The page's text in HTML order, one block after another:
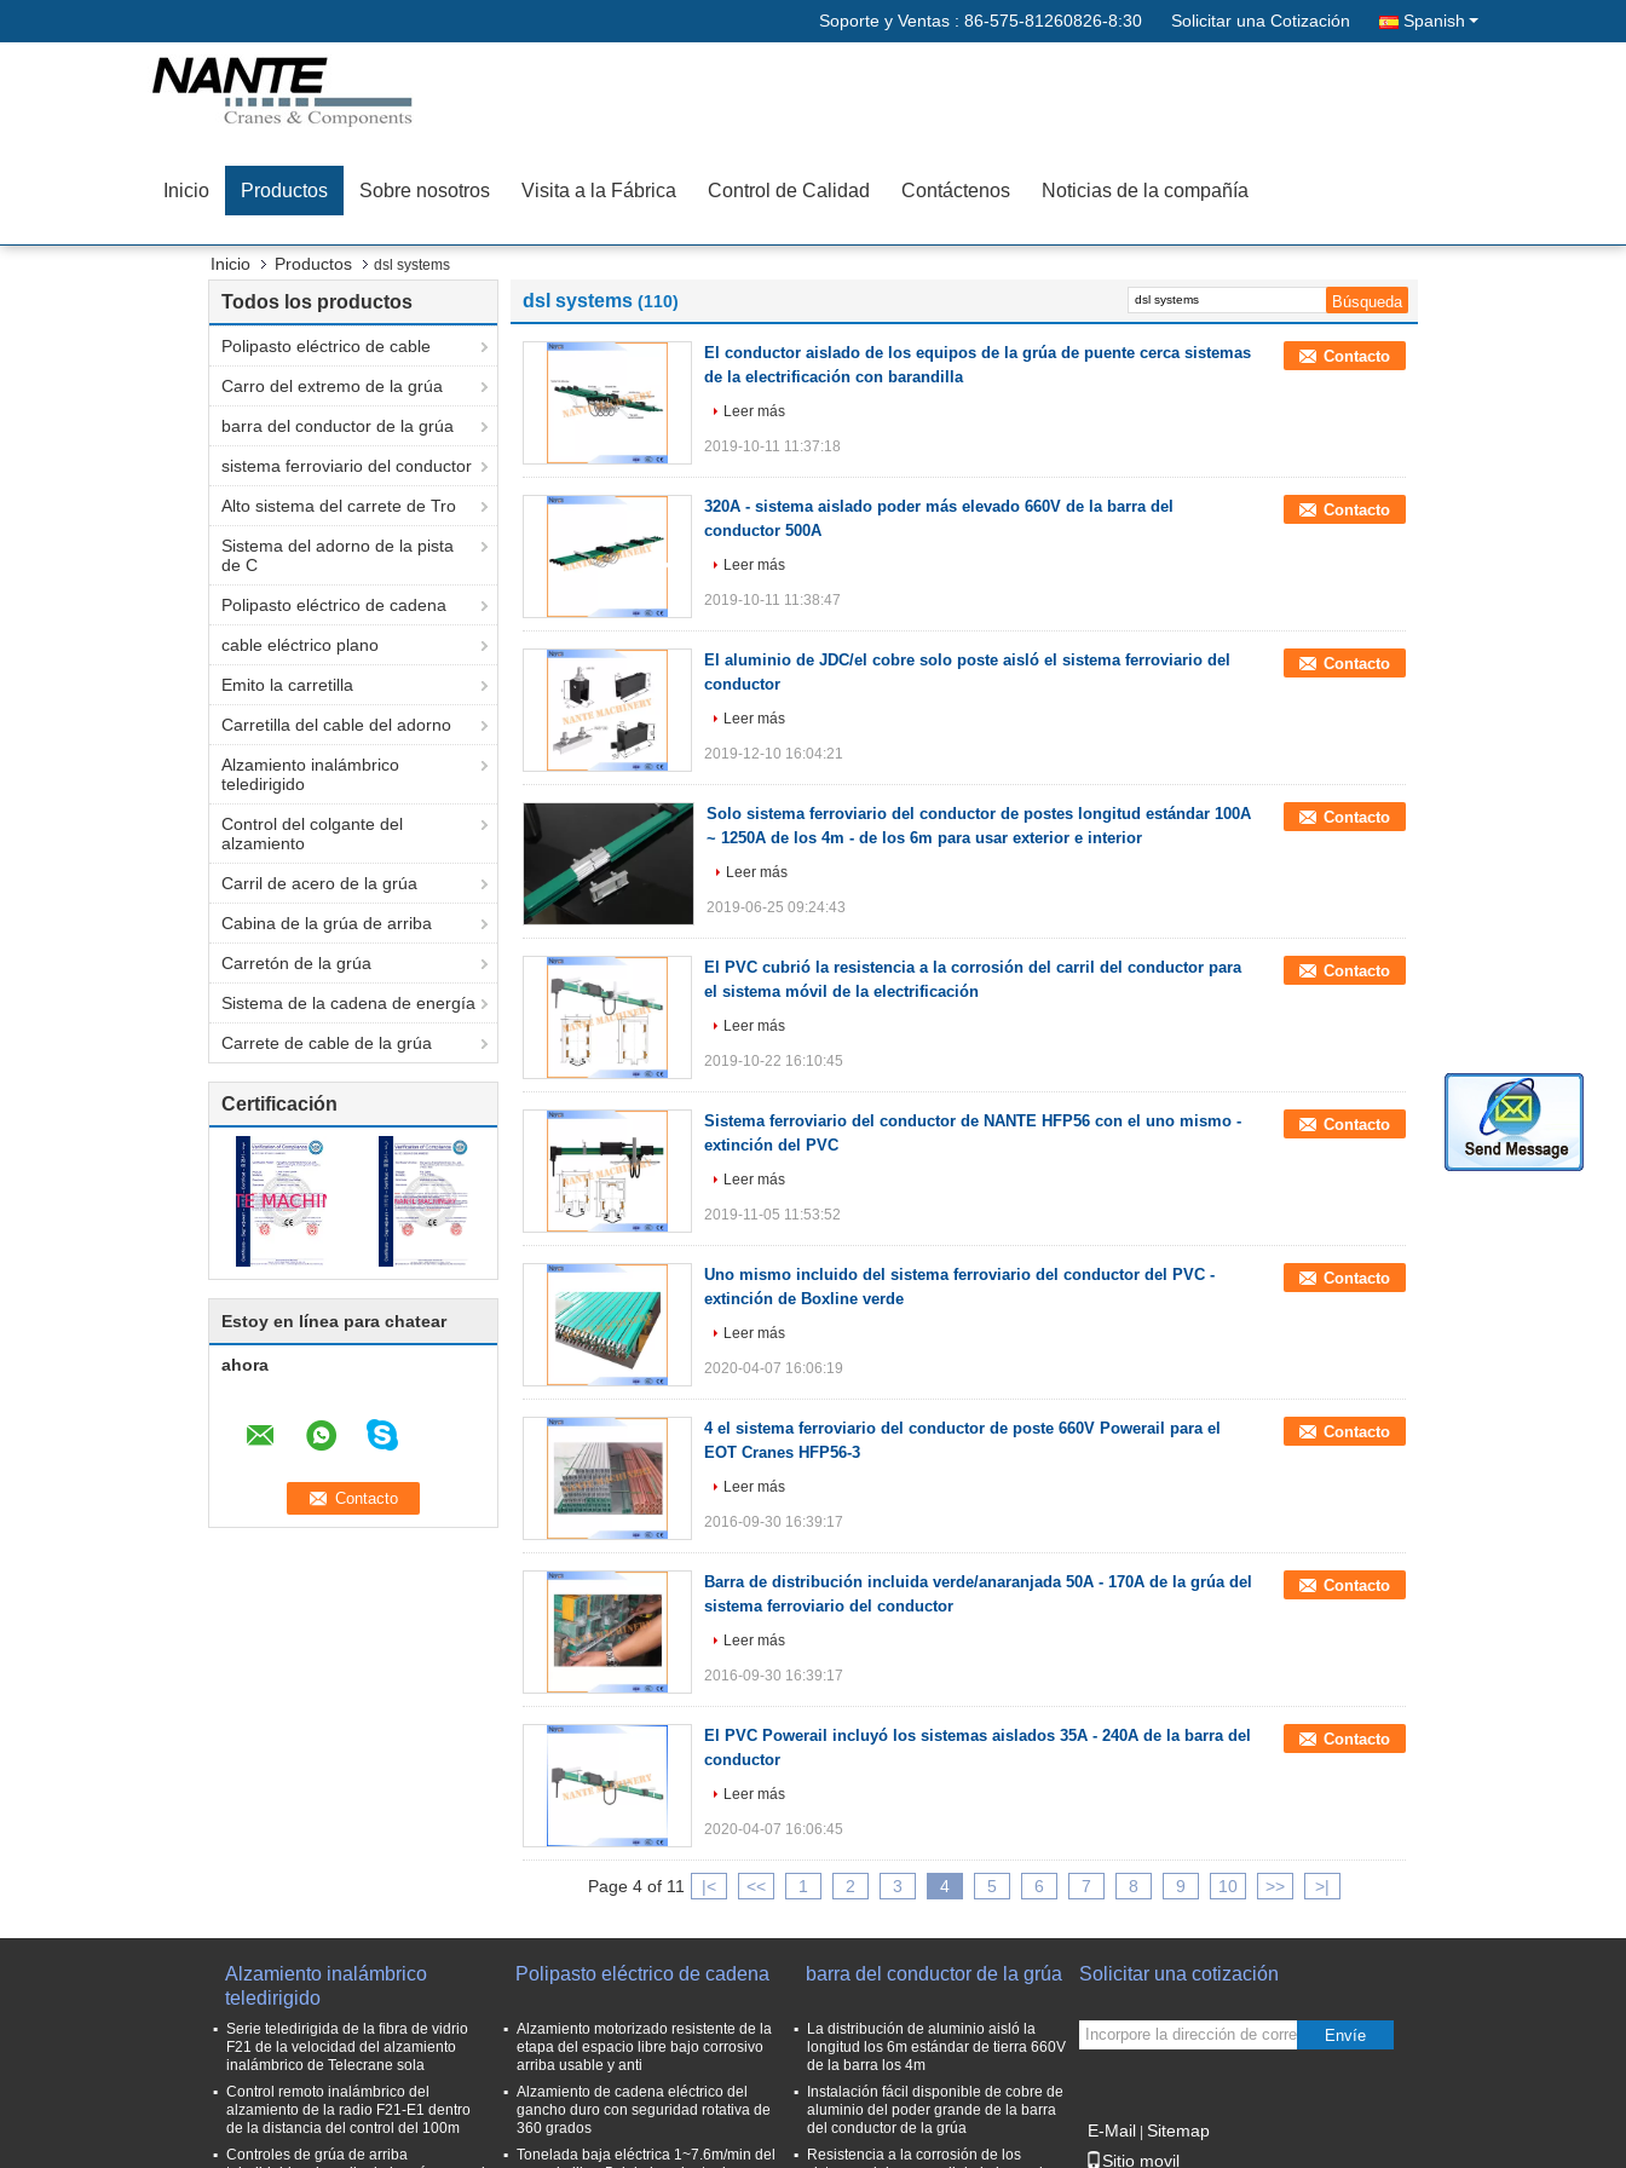
Soporte y Ventas : 86-575-81260826-8:30 Solicitar una Cotización Spanish
Inicio Productos Sobre nosotros Visita a la Fábrica Control de Calidad Contáctenos Noticias de la compañía
Inicio Productos dsl systems
Todos los productos
Polipasto eléctrico de cable
Carro del extremo de la grúa
barra del conductor de la grúa
sistema ferroviario del conductor
Alto sistema del carrete de Tro
Sistema del adorno de la pista
de C
Polipasto eléctrico de cadena
cable eléctrico plano
Emito la carretilla
Carretilla del cable del adorno
Alzamiento inalámbrico
teledirigido
Control del colgante del
alzamiento
Carril de acero de la grúa
Cabina de la grúa de arriba
Carretón de la grúa
Sistema de la cadena de energía
Carrete de cable de la grúa
Certificación
Estoy en línea para chatear
ahora
dsl systems (110)
El conductor aislado de los equipos de la grúa de puente cerca sistemas
de la electrificación con barandilla
Contacto
Leer más
2019-10-11 11:37:18
320A - sistema aislado poder más elevado 660V de la barra del
conductor 500A
Contacto
Leer más
2019-10-11 11:38:47
El aluminio de JDC/el cobre solo poste aisló el sistema ferroviario del
conductor
Contacto
Leer más
2019-12-10 16:04:21
Solo sistema ferroviario del conductor de postes longitud estándar 100A
~ 1250A de los 4m - de los 6m para usar exterior e interior
Contacto
Leer más
2019-06-25 09:24:43
El PVC cubrió la resistencia a la corrosión del carril del conductor para
el sistema móvil de la electrificación
Contacto
Leer más
2019-10-22 16:10:45
Sistema ferroviario del conductor de NANTE HFP56 con el uno mismo -
extinción del PVC
Contacto
Leer más
2019-11-05 11:53:52
Uno mismo incluido del sistema ferroviario del conductor del PVC -
extinción de Boxline verde
Contacto
Leer más
2020-04-07 16:06:19
4 el sistema ferroviario del conductor de poste 660V Powerail para el
EOT Cranes HFP56-3
Contacto
Leer más
2016-09-30 16:39:17
Barra de distribución incluida verde/anaranjada 50A - 170A de la grúa del
sistema ferroviario del conductor
Contacto
Leer más
2016-09-30 16:39:17
El PVC Powerail incluyó los sistemas aislados 35A - 240A de la barra del
conductor
Contacto
Leer más
2020-04-07 16:06:45
Page 4 of 11 |< << 1 2 3 4 5 6 7 8 9 10 >> >|
Alzamiento inalámbrico
teledirigido
Serie teledirigida de la fibra de vidrio
F21 de la velocidad del alzamiento
inalámbrico de Telecrane sola
Control remoto inalámbrico del
alzamiento de la radio F21-E1 dentro
de la distancia del control del 100m
Controles de grúa de arriba
Polipasto eléctrico de cadena
Alzamiento motorizado resistente de la
etapa del espacio libre bajo corrosivo
arriba usable y anti
Alzamiento de cadena eléctrico del
gancho duro con seguridad rotativa de
360 grados
Tonelada baja eléctrica 1~7.6m/min del
barra del conductor de la grúa
La distribución de aluminio aisló la
longitud los 6m estándar de tierra 660V
de la barra los 4m
Instalación fácil disponible de cobre de
aluminio del poder grande de la barra
del conductor de la grúa
Resistencia a la corrosión de los
Solicitar una cotización
Envíe
E-Mail Sitemap
Sitio movil